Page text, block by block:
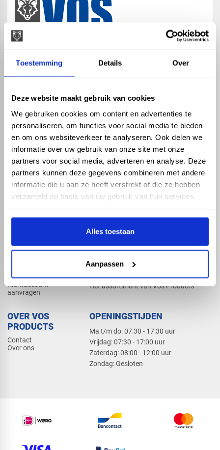
Toestemming Details Over
Deze website maakt gebruik van cookies
We gebruiken cookies om content en advertenties te
personaliseren, om functies voor social media te bieden
en om ons websiteverkeer te analyseren. Ook delen we
informatie over uw gebruik van onze site met onze
partners voor social media, adverteren en analyse. Deze
partners kunnen deze gegevens combineren met andere
informatie die u aan ze heeft verstrekt of die ze hebben
verzameld op basis van uw gebruik van hun services.
Alles toestaan
Aanpassen
ASSORTIMENT
Hemelwaterafvoer
Drukleiding
Beregening
Dak en gevel
KENNIS EN HULP
Klantenservice
Kennisbank
Klantaccount
aanvragen
PRODUCTCATALOGUS 2026
Het assortiment van Vos Products
OVER VOS
PRODUCTS
Contact
Over ons
OPENINGSTIJDEN
Ma t/m do: 07:30 - 17:30 uur
​Vrijdag: 07:30 - 17:00 uur
​Zaterdag: 08:00 - 12:00 uur
​Zondag: Gesloten
phone_enabled +31 416 75 02 55
mail info@vosproducts.nl
check_circleDé bouwmarkt van Altena
check_circle Direct uit grote voorraad geleverd met eigen transport
check_circleLevering in NL en BE